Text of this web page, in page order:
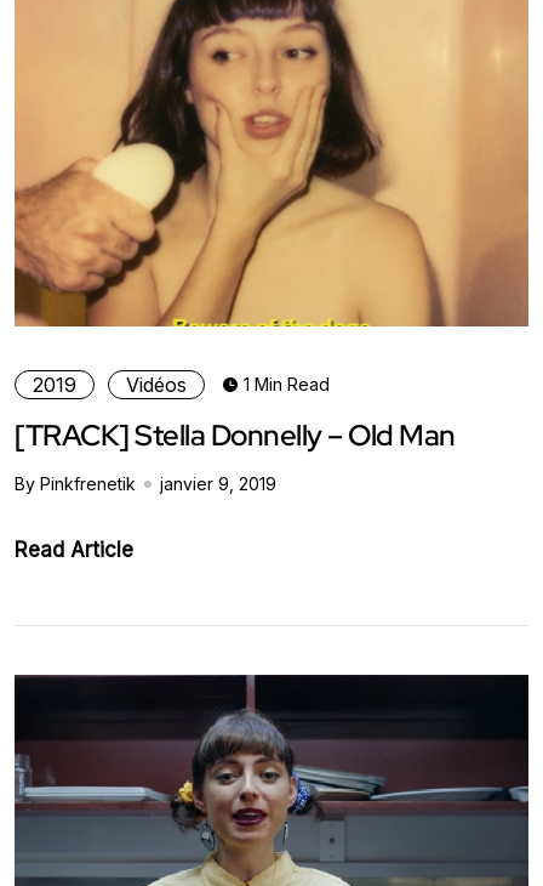
2019 Vidéos 1 Min Read
[TRACK] Stella Donnelly – Old Man
By Pinkfrenetik janvier 9, 2019
Read Article